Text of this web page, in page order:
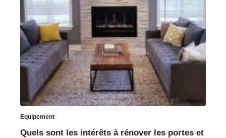
Equipement
Quels sont les intérêts à rénover les portes et